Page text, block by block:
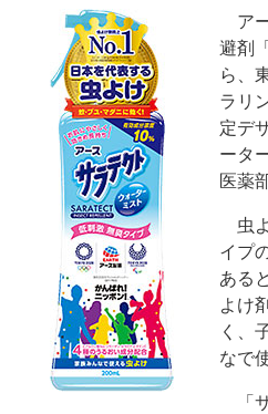
ア
避剤
ら、
ラリ
定デ
ータ
医薬
虫
イプ
ある
よけ
く、
なで
「